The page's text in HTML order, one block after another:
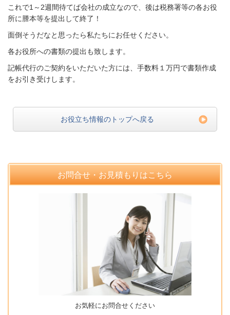
これで1～2週間待てば会社の成立なので、後は税務署等の各お役
所に謄本等を提出して終了！
面倒そうだなと思ったら私たちにお任せください。
各お役所への書類の提出も致します。
記帳代行のご契約をいただいた方には、手数料１万円で書類作成
をお引き受けします。
お役立ち情報のトップへ戻る
お問合せ・お見積もりはこちら
お気軽にお問合せください